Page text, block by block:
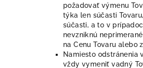
požadovať výmenu
týka len súčasti
súčasti, a to v
nevzniknú
na Cenu Tovaru alebo
Namiesto odstránenia
vždy vymeniť vadný